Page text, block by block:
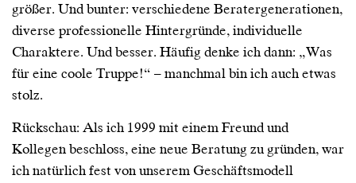
größer. Und bunter: verschiedene Beratergenerationen,
diverse professionelle Hintergründe, individuelle
Charaktere. Und besser. Häufig denke ich dann: „Was
für eine coole Truppe!“ – manchmal bin ich auch etwas
stolz.
Rückschau: Als ich 1999 mit einem Freund und
Kollegen beschloss, eine neue Beratung zu gründen, war
ich natürlich fest von unserem Geschäftsmodell